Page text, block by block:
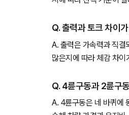
Q. 출력과 토크 차이
A. 출력은 가속력과 직결
많은지에 따라 체감 차이
Q. 4륜구동과 2륜구
A. 4륜구동은 네 바퀴에